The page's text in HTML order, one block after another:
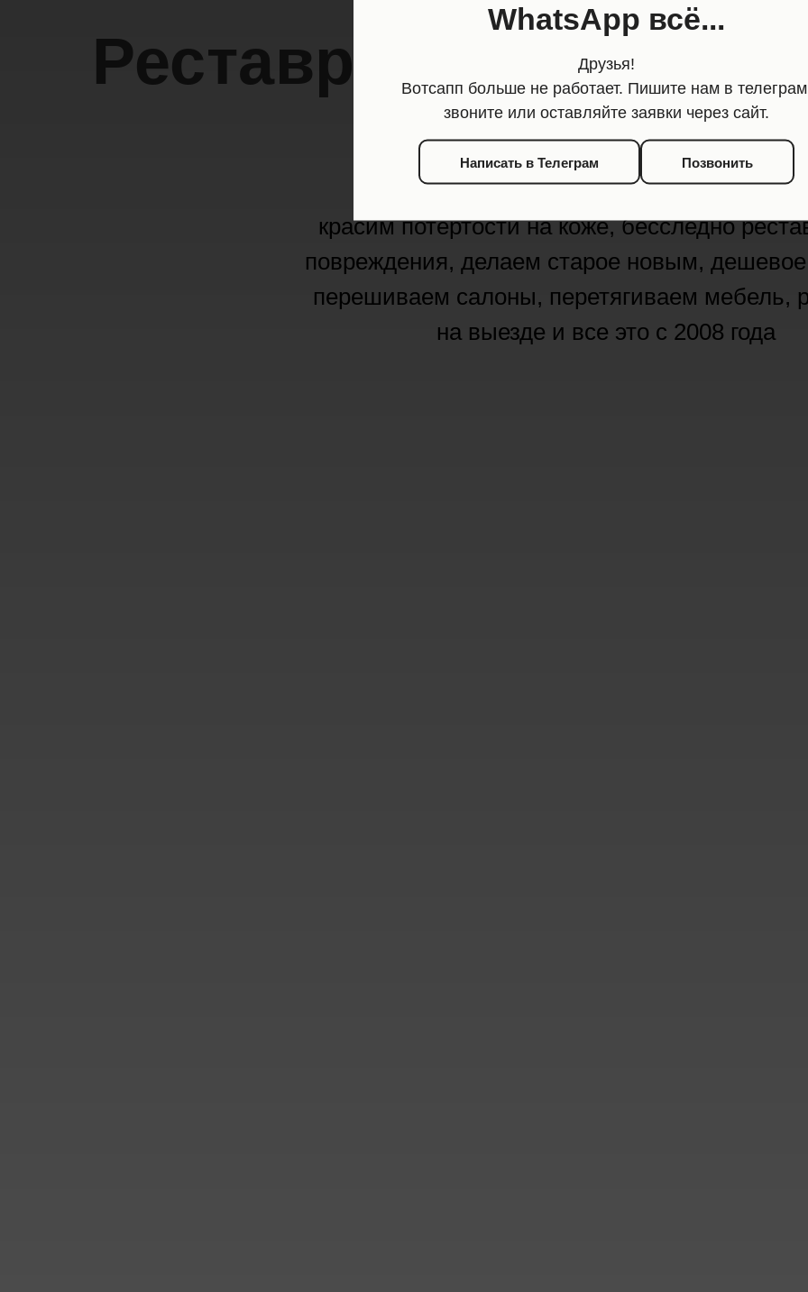
Реставрируем
и салоны авто
красим потертости на коже, бесследно
повреждения, делаем старое новым,
перешиваем салоны, перетягиваем мебель,
на выезде и все это с 2008 года
WhatsApp всё...
Друзья!
Вотсапп больше не работает. Пишите нам в
звоните или оставляйте заявки через сайт.
Написать в Телеграм Позвонить